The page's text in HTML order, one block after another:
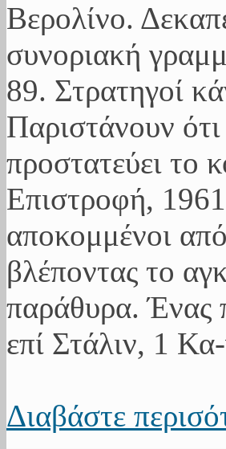
Βερολίνο.
συνοριακή
89. Στρατηγοί
Παριστάνουν
προστατεύει το
Επιστροφή,
αποκομμένοι
βλέποντας το
παράθυρα. Ένας
επί Στάλιν, 1
Διαβάστε